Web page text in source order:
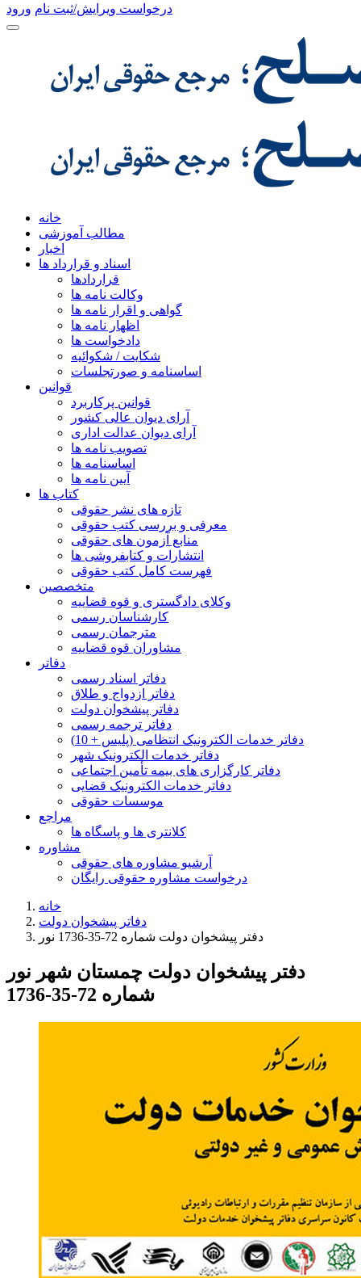
درخواست ویرایش/ثبت نام ورود
خانه
مطالب آموزشی
اخبار
اسناد و قرارداد ها
قراردادها
وکالت نامه ها
گواهی و اقرار نامه ها
اظهار نامه ها
دادخواست ها
شکایت / شکوائیه
اساسنامه و صورتجلسات
قوانین
قوانین پرکاربرد
آرای دیوان عالی کشور
آرای دیوان عدالت اداری
تصویب نامه ها
اساسنامه ها
آیین نامه ها
کتاب ها
تازه های نشر حقوقی
معرفی و بررسی کتب حقوقی
منابع آزمون های حقوقی
انتشارات و کتابفروشی ها
فهرست کامل کتب حقوقی
متخصصین
وکلای دادگستری و قوه قضاییه
کارشناسان رسمی
مترجمان رسمی
مشاوران قوه قضاییه
دفاتر
دفاتر اسناد رسمی
دفاتر ازدواج و طلاق
دفاتر پیشخوان دولت
دفاتر ترجمه رسمی
دفاتر خدمات الکترونیک انتظامی (پلیس + 10)
دفاتر خدمات الکترونیک شهر
دفاتر کارگزاری های بیمه تأمین اجتماعی
دفاتر خدمات الکترونیک قضایی
موسسات حقوقی
مراجع
کلانتری ها و پاسگاه ها
مشاوره
آرشیو مشاوره های حقوقی
درخواست مشاوره حقوقی رایگان
خانه
دفاتر پیشخوان دولت
دفتر پیشخوان دولت شماره 72-35-1736 نور
دفتر پیشخوان دولت چمستان شهر نور
شماره 72-35-1736